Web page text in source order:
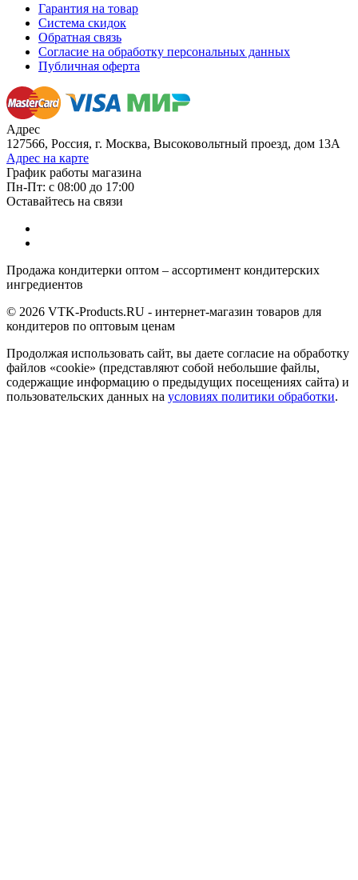
Гарантия на товар
Система скидок
Обратная связь
Согласие на обработку персональных данных
Публичная оферта
Адрес
127566, Россия, г. Москва, Высоковольтный проезд, дом 13А
Адрес на карте
График работы магазина
Пн-Пт: с 08:00 до 17:00
Оставайтесь на связи
Продажа кондитерки оптом – ассортимент кондитерских
ингредиентов
© 2026 VTK-Products.RU - интернет-магазин товаров для
кондитеров по оптовым ценам
Продолжая использовать сайт, вы даете согласие на обработку
файлов «cookie» (представляют собой небольшие файлы,
содержащие информацию о предыдущих посещениях сайта) и
пользовательских данных на условиях политики обработки.